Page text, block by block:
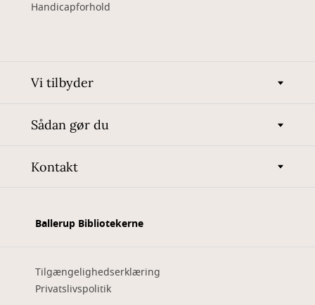
Handicapforhold
Vi tilbyder
Sådan gør du
Kontakt
Ballerup Bibliotekerne
Tilgængelighedserklæring
Privatslivspolitik